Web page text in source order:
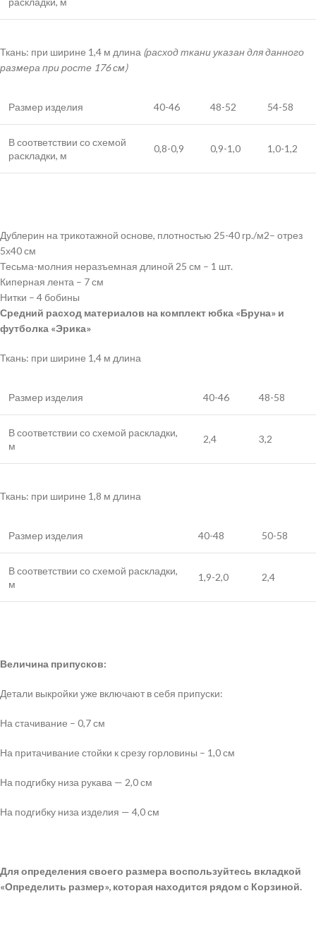
Ткань: при ширине 1,4 м длина (расход ткани указан для данного
размера при росте 176 см)
Размер изделия 40-46 48-52 54-58
В соответствии со схемой
раскладки, м
0,8-0,9 0,9-1,0 1,0-1,2
Дублерин на трикотажной основе, плотностью 25-40 гр./м2– отрез
5х40 см
Тесьма-молния неразъемная длиной 25 см – 1 шт.
Киперная лента – 7 см
Нитки – 4 бобины
Средний расход материалов на комплект юбка «Бруна» и
футболка «Эрика»
Ткань: при ширине 1,4 м длина
Размер изделия 40-46 48-58
В соответствии со схемой раскладки,
м
2,4 3,2
Ткань: при ширине 1,8 м длина
Размер изделия 40-48 50-58
В соответствии со схемой раскладки,
м
1,9-2,0 2,4
Величина припусков:
Детали выкройки уже включают в себя припуски:
На стачивание – 0,7 см
На притачивание стойки к срезу горловины – 1,0 см
На подгибку низа рукава — 2,0 см
На подгибку низа изделия — 4,0 см
Для определения своего размера воспользуйтесь вкладкой
«Определить размер», которая находится рядом с Корзиной.